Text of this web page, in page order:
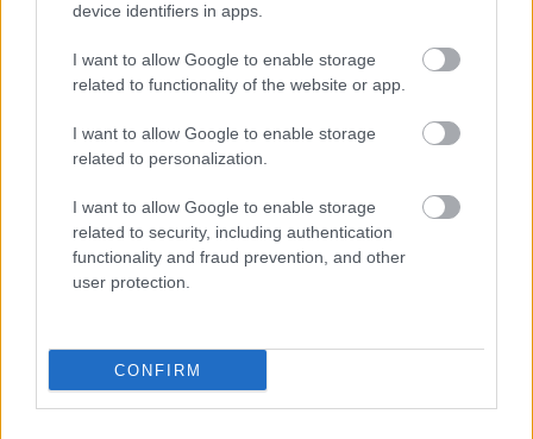
device identifiers in apps.
I want to allow Google to enable storage
related to functionality of the website or app.
I want to allow Google to enable storage
related to personalization.
I want to allow Google to enable storage
related to security, including authentication
functionality and fraud prevention, and other
user protection.
CONFIRM
+1 VINCE-DÍJAS KÜLFÖLDI:
MIQUEL PONS CAVA RESERVA
BRUT ECOLOGIC
Világos aranysárga szín, szép gyöngyözés. Érlelt,
reszelt narancshéjjal az illatában. Kóstolva is
érett, ízes pezsgő határozott toastos, kenyeres